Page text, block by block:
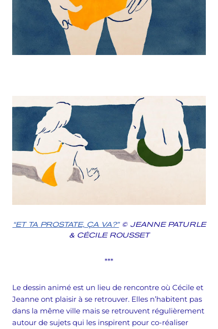
“ET TA PROSTATE, ÇA VA?”© JEANNE PATURLE
& CÉCILE ROUSSET
***
Le dessin animé est un lieu de rencontre où Cécile et
Jeanne ont plaisir à se retrouver. Elles n’habitent pas
dans la même ville mais se retrouvent régulièrement
autour de sujets qui les inspirent pour co-réaliser